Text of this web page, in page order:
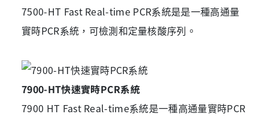
7500-HT Fast Real-time PCR系統是是一種高通量
實時PCR系統，可檢測和定量核酸序列。
7900-HT快速實時PCR系統
7900 HT Fast Real-time系統是一種高通量實時PCR